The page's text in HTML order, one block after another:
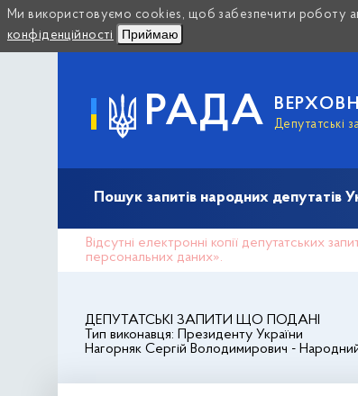
Ми використовуємо cookies, щоб забезпечити роботу
конфіденційності
Приймаю
РАДА Депутатські
Пошук запитів народних депутатів
Відсутні електронні копії депутатських
персональних даних».
ДЕПУТАТСЬКІ ЗАПИТИ ЩО ПОДАНІ
Тип виконавця: Президенту України
Нагорняк Сергій Володимирович -